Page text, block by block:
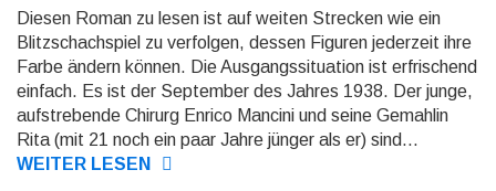
Diesen Roman zu lesen ist auf weiten Strecken wie ein
Blitz­schach­spiel zu verfolgen, dessen Figuren jederzeit ihre
Farbe ändern können. Die Ausgangssituation ist erfrischend
einfach. Es ist der September des Jahres 1938. Der junge,
auf­stre­bende Chirurg Enrico Mancini und seine Gemahlin
Rita (mit 21 noch ein paar Jahre jünger als er) sind...
WEITER LESEN